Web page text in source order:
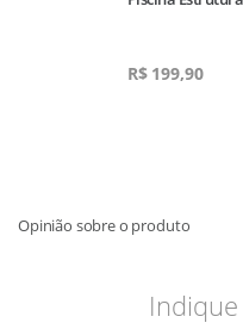
R$ 199,90